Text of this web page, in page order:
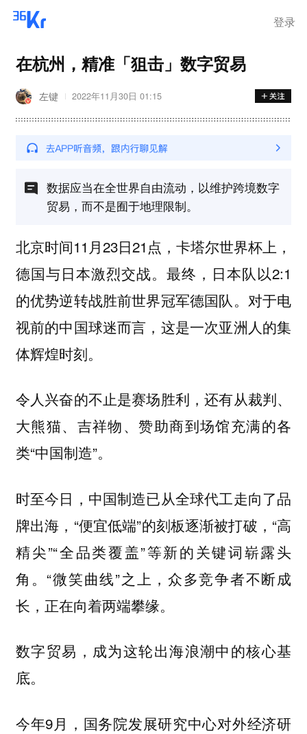
登录
在杭州，精准「狙击」数字贸易
左键 2022年11月30日 01:15
数据应当在全世界自由流动，以维护跨境数字
贸易，而不是囿于地理限制。
北京时间11月23日21点，卡塔尔世界杯上，
德国与日本激烈交战。最终，日本队以2:1
的优势逆转战胜前世界冠军德国队。对于电
视前的中国球迷而言，这是一次亚洲人的集
体辉煌时刻。
令人兴奋的不止是赛场胜利，还有从裁判、
大熊猫、吉祥物、赞助商到场馆充满的各
类“中国制造”。
时至今日，中国制造已从全球代工走向了品
牌出海，“便宜低端”的刻板逐渐被打破，“高
精尖”“全品类覆盖”等新的关键词崭露头
角。“微笑曲线”之上，众多竞争者不断成
长，正在向着两端攀缘。
数字贸易，成为这轮出海浪潮中的核心基
底。
今年9月，国务院发展研究中心对外经济研